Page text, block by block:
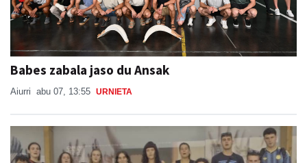
Babes zabala jaso du Ansak
Aiurri abu 07, 13:55 URNIETA